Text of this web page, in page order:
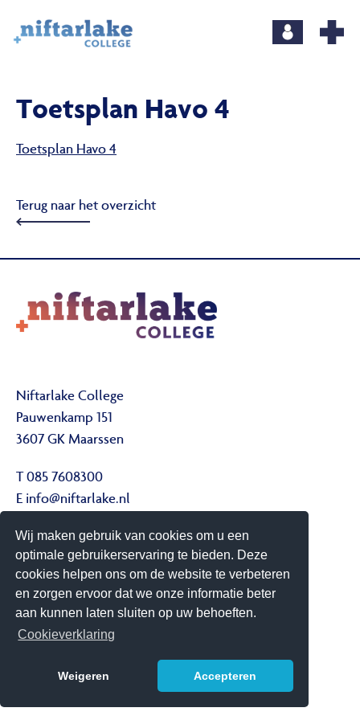
Wij maken gebruik van cookies om u een
optimale gebruikerservaring te bieden. Deze
cookies helpen ons om de website te verbeteren
en zorgen ervoor dat we onze informatie beter
aan kunnen laten sluiten op uw behoeften.
Cookieverklaring
Weigeren Accepteren
Toetsplan Havo 4
Toetsplan Havo 4
Terug naar het overzicht
Niftarlake College
Pauwenkamp 151
3607 GK Maarssen
T 085 7608300
E info@niftarlake.nl
Volg ons ook op:
Twitter
Youtube